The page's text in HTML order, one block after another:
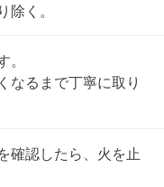
く。
なるまで丁寧に取り
確認したら、火を止